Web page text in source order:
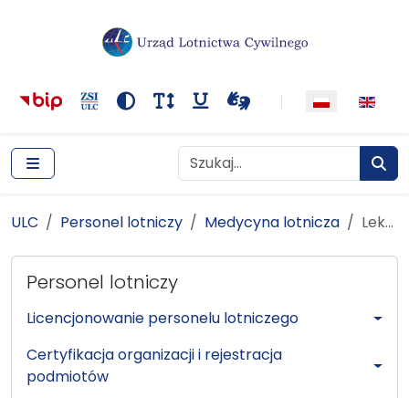
KontrastRozmiar tekstu
Podkreślenie odnośników
Wideotłumacza
Szukaj
Szukaj
ULC
ULC Personel lotniczy
Personel lotniczy Medycyna lotnicza
Medycyna lotnicza Lekarze orzecznicy
Personel lotniczy
Licencjonowanie personelu lotniczego
Certyfikacja organizacji i rejestracja
podmiotów